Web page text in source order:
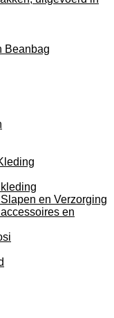
Beanbag
en Verzorging
en